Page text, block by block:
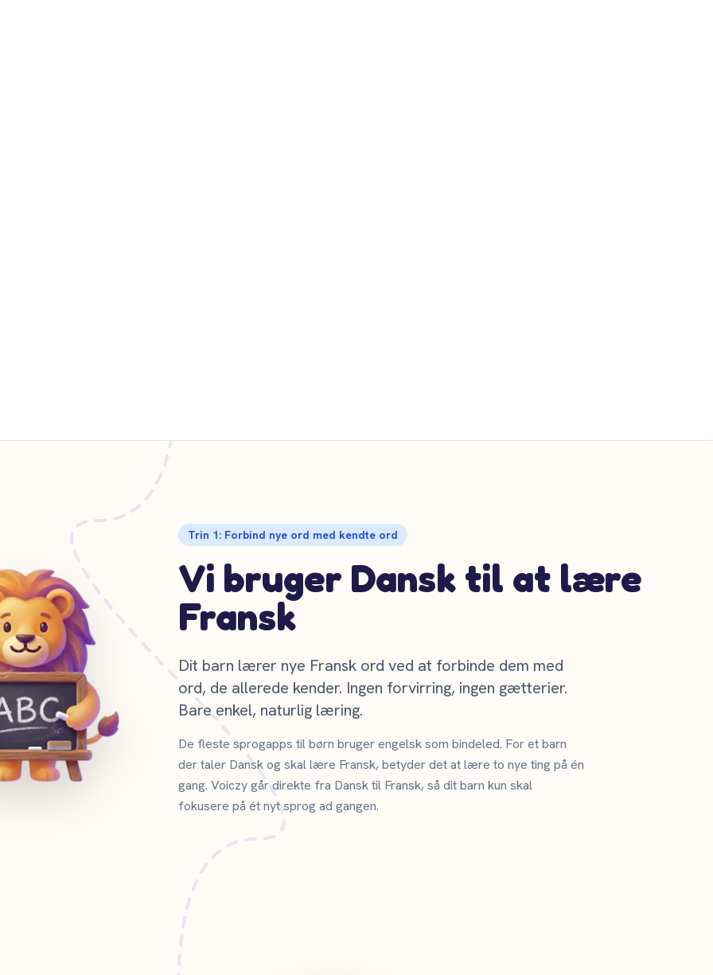
Trin 1: Forbind nye ord med kendte ord
Vi bruger Dansk til at lære
Fransk
Dit barn lærer nye Fransk ord ved at forbinde dem med
ord, de allerede kender. Ingen forvirring, ingen gætterier.
Bare enkel, naturlig læring.
De fleste sprogapps til børn bruger engelsk som bindeled. For et barn
der taler Dansk og skal lære Fransk, betyder det at lære to nye ting på én
gang. Voiczy går direkte fra Dansk til Fransk, så dit barn kun skal
fokusere på ét nyt sprog ad gangen.